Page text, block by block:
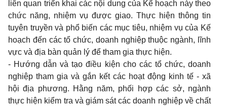
liên quan triển khai các nội dung của Kế hoạch này theo
chức năng, nhiệm vụ được giao. Thực hiện thông tin
tuyên truyền và phổ biến các mục tiêu, nhiệm vụ của Kế
hoạch đến các tổ chức, doanh nghiệp thuộc ngành, lĩnh
vực và địa bàn quản lý để tham gia thực hiện.
- Hướng dẫn và tạo điều kiện cho các tổ chức, doanh
nghiệp tham gia và gắn kết các hoạt động kinh tế - xã
hội địa phương. Hằng năm, phối hợp các sở, ngành
thực hiện kiểm tra và giám sát các doanh nghiệp về chất